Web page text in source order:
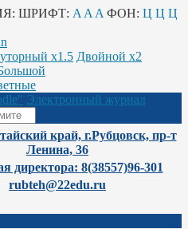
ШРИФТ: A A A ФОН: Ц Ц Ц
х1.5 Двойной х2
Электронный журнал
край, г.Рубцовск, пр-т
Ленина, 36
директора: 8(38557)96-301
rubteh@22edu.ru